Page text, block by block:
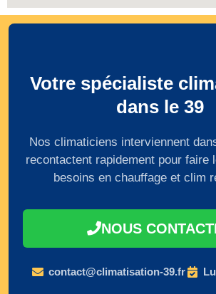
Votre spécialiste
dans le 39
Nos climaticiens interviennent
recontactent rapidement pour faire
besoins en chauffage et clim
NOUS
contact@climatisation-39.fr